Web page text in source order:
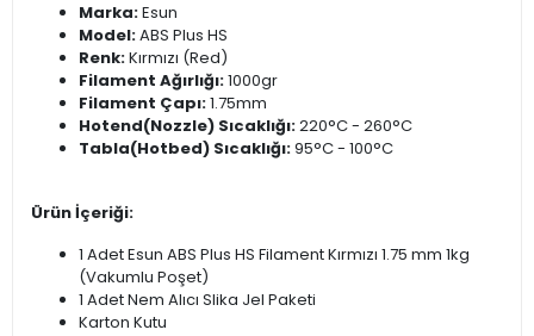
Marka:Esun
Model:ABS Plus HS
Renk:Kırmızı (Red)
Filament Ağırlığı:1000gr
Filament Çapı:1.75mm
Hotend(Nozzle) Sıcaklığı:220°C - 260°C
Tabla(Hotbed) Sıcaklığı:95°C - 100°C
Ürün İçeriği:
1 Adet Esun ABS Plus HS Filament Kırmızı 1.75 mm 1kg
(Vakumlu Poşet)
1 Adet Nem Alıcı Slika Jel Paketi
Karton Kutu